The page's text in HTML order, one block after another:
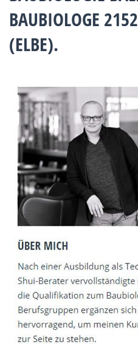
BAUBIOLOGE
(ELBE).